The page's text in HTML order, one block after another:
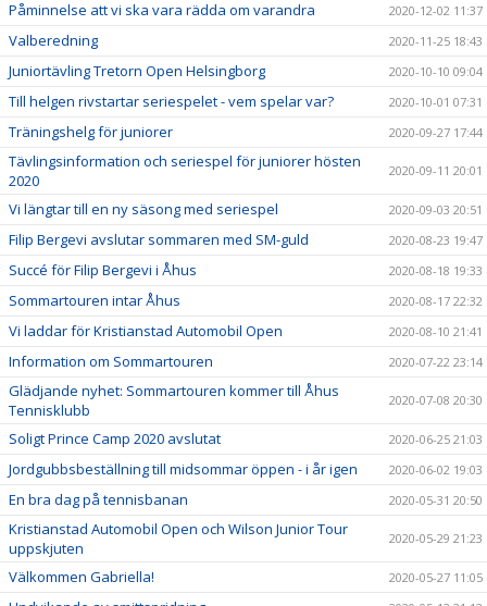
Påminnelse att vi ska vara rädda om varandra 2020-12-02 11:37
Valberedning 2020-11-25 18:43
Juniortävling Tretorn Open Helsingborg 2020-10-10 09:04
Till helgen rivstartar seriespelet - vem spelar var? 2020-10-01 07:31
Träningshelg för juniorer 2020-09-27 17:44
Tävlingsinformation och seriespel för juniorer hösten
2020
2020-09-11 20:01
Vi längtar till en ny säsong med seriespel 2020-09-03 20:51
Filip Bergevi avslutar sommaren med SM-guld 2020-08-23 19:47
Succé för Filip Bergevi i Åhus 2020-08-18 19:33
Sommartouren intar Åhus 2020-08-17 22:32
Vi laddar för Kristianstad Automobil Open 2020-08-10 21:41
Information om Sommartouren 2020-07-22 23:14
Glädjande nyhet: Sommartouren kommer till Åhus
Tennisklubb
2020-07-08 20:30
Soligt Prince Camp 2020 avslutat 2020-06-25 21:03
Jordgubbsbeställning till midsommar öppen - i år igen 2020-06-02 19:03
En bra dag på tennisbanan 2020-05-31 20:50
Kristianstad Automobil Open och Wilson Junior Tour
uppskjuten
2020-05-29 21:23
Välkommen Gabriella! 2020-05-27 11:05